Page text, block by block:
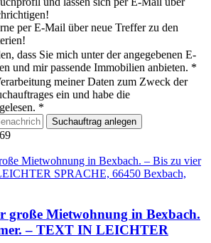
per E-Mail über neue Treffer zu den
dass Sie mich unter der angegebenen E-
und mir passende Immobilien anbieten. *
meiner Daten zum Zweck der
ein und habe die
gelesen. *
Suchauftrag anlegen
große Mietwohnung in Bexbach.
– TEXT IN LEICHTER